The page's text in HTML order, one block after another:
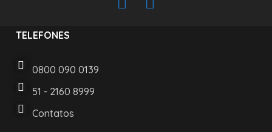
TELEFONES
0800 090 0139
51 - 2160 8999
Contatos